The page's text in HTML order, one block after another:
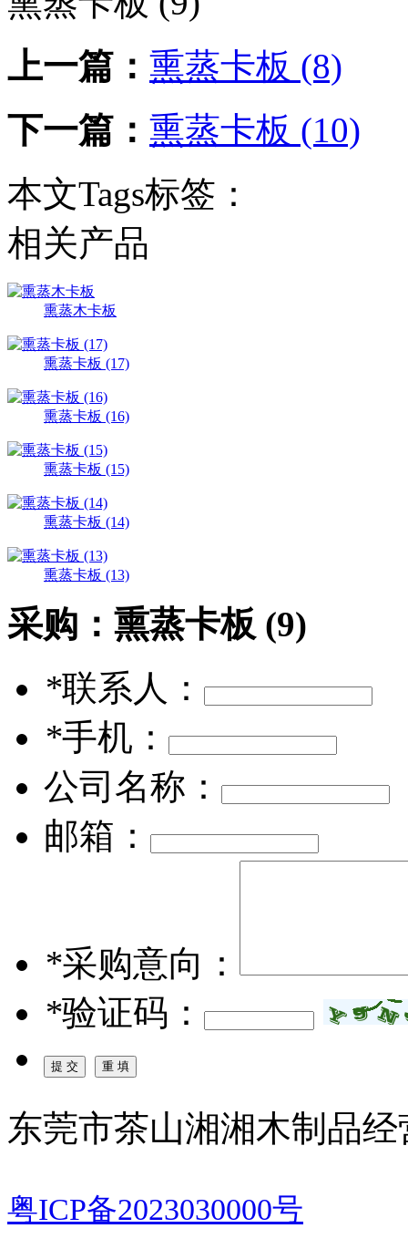
上一篇： 熏蒸卡板 (8)
下一篇： 熏蒸卡板 (10)
本文Tags标签：
相关产品
熏蒸木卡板
熏蒸卡板 (17)
熏蒸卡板 (16)
熏蒸卡板 (15)
熏蒸卡板 (14)
熏蒸卡板 (13)
采购： 熏蒸卡板 (9)
*联系人：
*手机：
公司名称：
邮箱：
*采购意向：
*验证码：
东莞市茶山湘湘木制品经
粤ICP备2023030000号